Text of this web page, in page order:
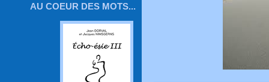
AU COEUR DES MOTS...